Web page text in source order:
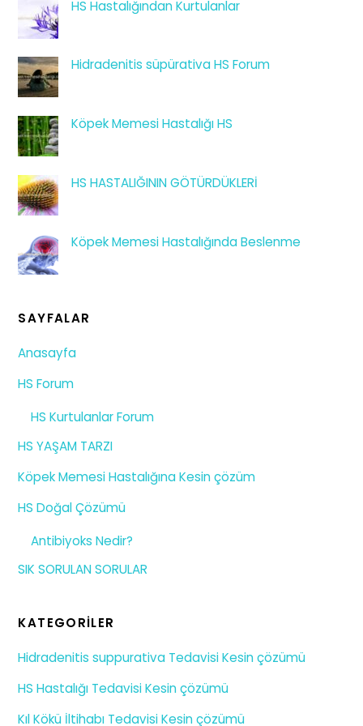
HS Hastalığından Kurtulanlar
Hidradenitis süpürativa HS Forum
Köpek Memesi Hastalığı HS
HS HASTALIĞININ GÖTÜRDÜKLERİ
Köpek Memesi Hastalığında Beslenme
SAYFALAR
Anasayfa
HS Forum
HS Kurtulanlar Forum
HS YAŞAM TARZI
Köpek Memesi Hastalığına Kesin çözüm
HS Doğal Çözümü
Antibiyoks Nedir?
SIK SORULAN SORULAR
KATEGORILER
Hidradenitis suppurativa Tedavisi Kesin çözümü
HS Hastalığı Tedavisi Kesin çözümü
Kıl Kökü İltihabı Tedavisi Kesin çözümü